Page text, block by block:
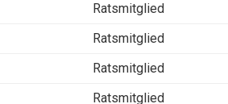
Ratsmitglied
Ratsmitglied
Ratsmitglied
Ratsmitglied